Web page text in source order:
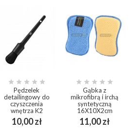
    
Pędzelek
detailingowy do
czyszczenia
wnętrza K2
10,00 złCena
    
Gąbka z
mikrofibrą i irchą
syntetyczną
16X10X2cm
11,00 złCena